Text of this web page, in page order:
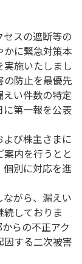
スの遮断等の
に緊急対策本
施いたしまし
の防止を最優先
い件数の特定
に第一報を公表
び株主さまに
内を行うとと
別に対応を進
がら、漏えい
しておりま
らの不正アク
する二次被害